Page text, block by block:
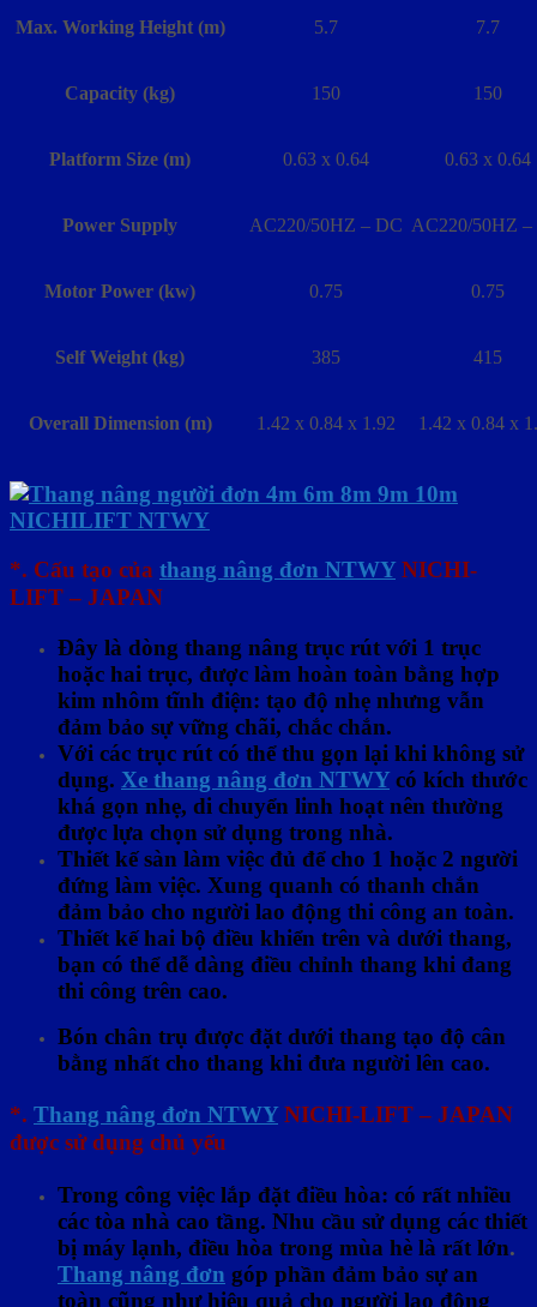
Max. Working Height (m) 5.7 7.7
Capacity (kg) 150 150
Platform Size (m) 0.63 x 0.64 0.63 x 0.64
Power Supply AC220/50HZ – DC AC220/50HZ –
Motor Power (kw) 0.75 0.75
Self Weight (kg) 385 415
Overall Dimension (m) 1.42 x 0.84 x 1.92 1.42 x 0.84 x
*. Cấu tạo của thang nâng đơn NTWY NICHI-
LIFT – JAPAN
Đây là dòng thang nâng trục rút với 1 trục
hoặc hai trục, được làm hoàn toàn bằng hợp
kim nhôm tĩnh điện: tạo độ nhẹ nhưng vẫn
đảm bảo sự vững chãi, chắc chắn.
Với các trục rút có thể thu gọn lại khi không sử
dụng. Xe thang nâng đơn NTWY có kích thước
khá gọn nhẹ, di chuyển linh hoạt nên thường
được lựa chọn sử dụng trong nhà.
Thiết kế sàn làm việc đủ để cho 1 hoặc 2 người
đứng làm việc. Xung quanh có thanh chắn
đảm bảo cho người lao động thi công an toàn.
Thiết kế hai bộ điều khiển trên và dưới thang,
bạn có thể dễ dàng điều chỉnh thang khi đang
thi công trên cao.
Bón chân trụ được đặt dưới thang tạo độ cân
bằng nhất cho thang khi đưa người lên cao.
*. Thang nâng đơn NTWY NICHI-LIFT – JAPAN
được sử dụng chủ yếu
Trong công việc lắp đặt điều hòa: có rất nhiều
các tòa nhà cao tầng. Nhu cầu sử dụng các thiết
bị máy lạnh, điều hòa trong mùa hè là rất lớn.
Thang nâng đơn góp phần đảm bảo sự an
toàn cũng như hiệu quả cho người lao động